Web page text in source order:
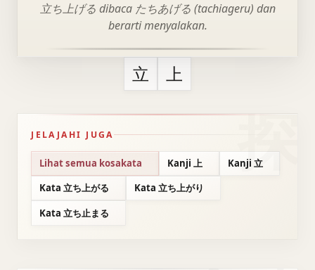
立ち上げる dibaca たちあげる (tachiageru) dan
berarti menyalakan.
立 上
JELAJAHI JUGA
Lihat semua kosakata Kanji 上
Kanji 立
Kata 立ち上がる
Kata 立ち上がり
Kata 立ち止まる